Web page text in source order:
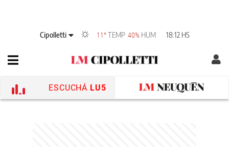
Cipolletti 11° TEMP 40% HUM 18:12 HS
ESCUCHÁ LU5